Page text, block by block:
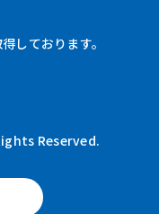
しております。
Reserved.